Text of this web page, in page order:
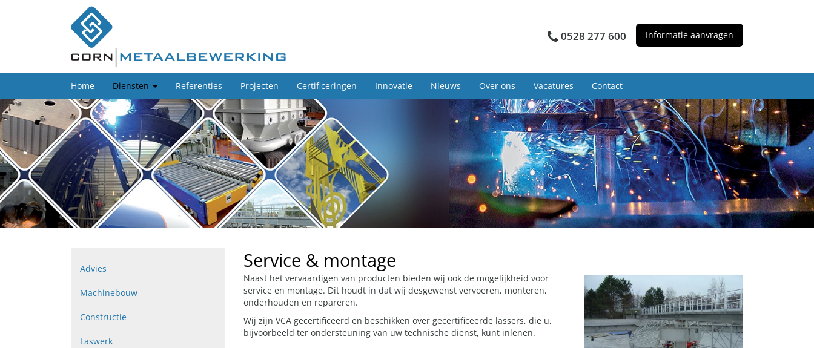
Informatie aanvragen
0528 277 600
Home Diensten Referenties Projecten Certificeringen Innovatie Nieuws Over ons Vacatures Contact
Advies
Machinebouw
Constructie
Laswerk
Service & montage
Naast het vervaardigen van producten bieden wij ook de mogelijkheid voor
service en montage. Dit houdt in dat wij desgewenst vervoeren, monteren,
onderhouden en repareren.
Wij zijn VCA gecertificeerd en beschikken over gecertificeerde lassers, die u,
bijvoorbeeld ter ondersteuning van uw technische dienst, kunt inlenen.